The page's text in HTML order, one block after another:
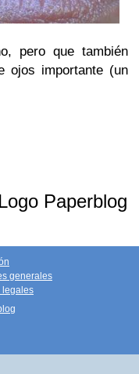
pero que también
ojos importante (un
generales
legales